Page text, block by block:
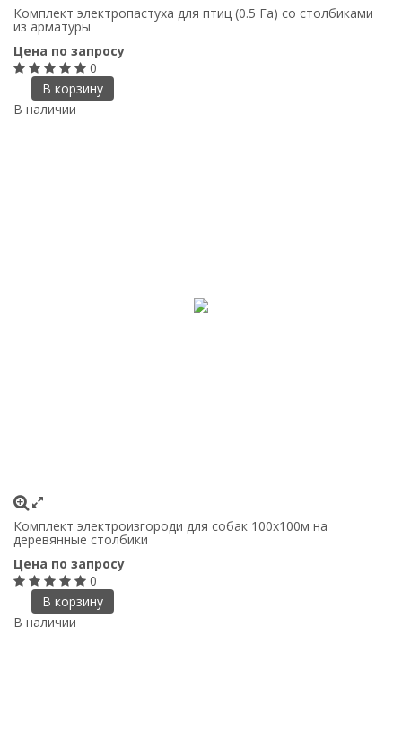
Комплект электропастуха для птиц (0.5 Га) со столбиками
из арматуры
Цена по запросу
0
В корзину
В наличии
Комплект электроизгороди для собак 100х100м на
деревянные столбики
Цена по запросу
0
В корзину
В наличии